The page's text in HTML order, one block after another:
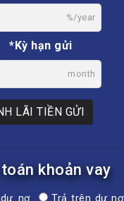
%/year
*Kỳ hạn gửi
month
LÃI TIỀN GỬI
khoản vay